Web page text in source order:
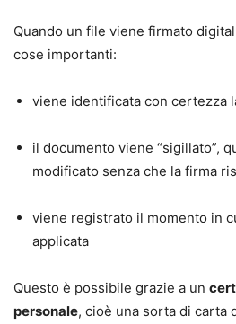
Quando un file viene firmato
cose importanti:
viene identificata con certezza
il documento viene “sigillato”,
modificato senza che la firma
viene registrato il momento in
applicata
Questo è possibile grazie a un
personale, cioè una sorta di carta